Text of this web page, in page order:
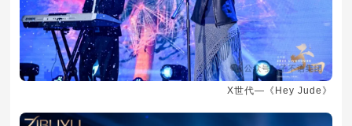
X世代—《Hey Jude》